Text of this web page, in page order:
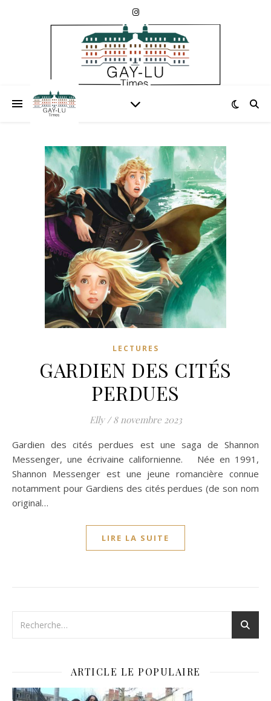
LECTURES
GARDIEN DES CITÉS
PERDUES
Elly / 8 novembre 2023
Gardien des cités perdues est une saga de Shannon
Messenger, une écrivaine californienne. Née en 1991,
Shannon Messenger est une jeune romancière connue
notamment pour Gardiens des cités perdues (de son nom
original…
LIRE LA SUITE
ARTICLE LE POPULAIRE